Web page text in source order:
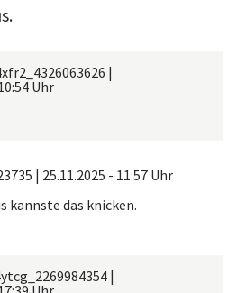
|
Uhr
| 25.11.2025 - 11:57 Uhr
kannste das knicken.
|